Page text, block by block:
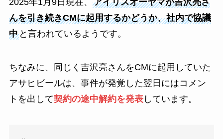
んを引き続きCMに起用するかどうか、社内で協議
中と言われているようです。
ちなみに、同じく吉沢亮さんをCMに起用していた
アサヒビールは、事件が発覚した翌日にはコメン
トを出して契約の途中解約を発表しています。